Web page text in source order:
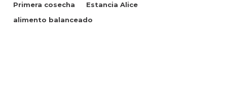
Primera cosecha
Estancia Alice
alimento balanceado